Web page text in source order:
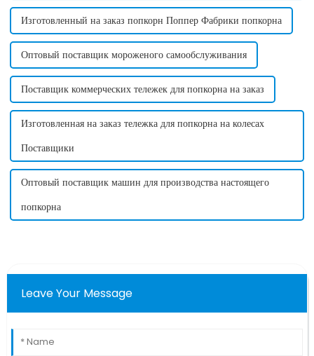
Изготовленный на заказ попкорн Поппер Фабрики попкорна
Оптовый поставщик мороженого самообслуживания
Поставщик коммерческих тележек для попкорна на заказ
Изготовленная на заказ тележка для попкорна на колесах
Поставщики
Оптовый поставщик машин для производства настоящего
попкорна
Leave Your Message